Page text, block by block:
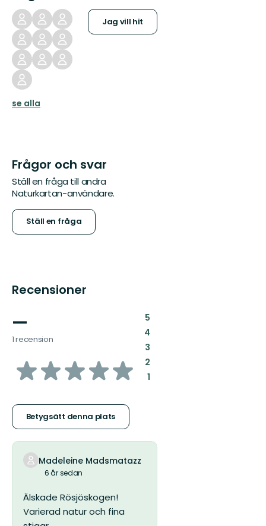
Jag vill hit
se alla
Frågor och svar
Ställ en fråga till andra
Naturkartan-användare.
Ställ en fråga
Recensioner
—
1 recension
av
stjärnor
Betygsätt denna plats
5:
4:
3:
2:
1:
Madeleine Madsmatazz
6 år sedan
Älskade Rösjöskogen!
Varierad natur och fina